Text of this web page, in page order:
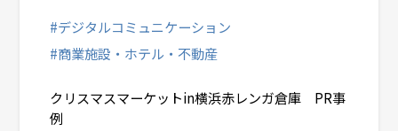
クリスマスマーケットin横浜赤レンガ倉庫 PR事
例
#デジタルコミュニケーション
#商業施設・ホテル・不動産